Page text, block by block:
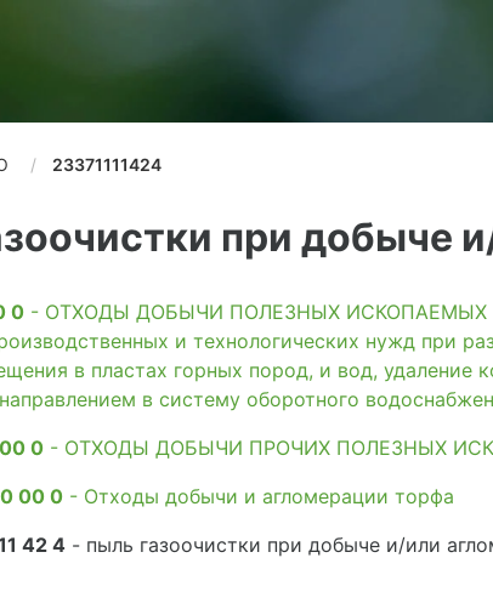
23371111424
при добыче
0 - ОТХОДЫ ДОБЫЧИ ПОЛЕЗНЫХ ИСКОПАЕМЫХ (за
и технологических нужд при
в пластах горных пород, и вод,
в систему оборотного
0 - ОТХОДЫ ДОБЫЧИ ПРОЧИХ ПОЛЕЗНЫХ
00 0 - Отходы добычи и агломерации торфа
42 4 - пыль газоочистки при добыче и/или